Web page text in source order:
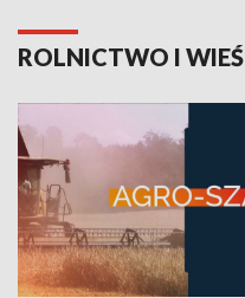
ROLNICTWO I WIEŚ